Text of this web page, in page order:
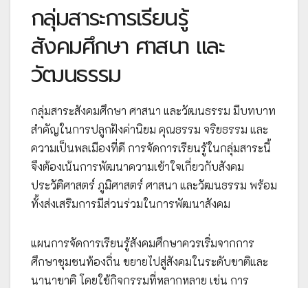
กลุ่มสาระการเรียนรู้
สังคมศึกษา ศาสนา และ
วัฒนธรรม
กลุ่มสาระสังคมศึกษา ศาสนา และวัฒนธรรม มีบทบาท
สำคัญในการปลูกฝังค่านิยม คุณธรรม จริยธรรม และ
ความเป็นพลเมืองที่ดี การจัดการเรียนรู้ในกลุ่มสาระนี้
จึงต้องเน้นการพัฒนาความเข้าใจเกี่ยวกับสังคม
ประวัติศาสตร์ ภูมิศาสตร์ ศาสนา และวัฒนธรรม พร้อม
ทั้งส่งเสริมการมีส่วนร่วมในการพัฒนาสังคม
แผนการจัดการเรียนรู้สังคมศึกษาควรเริ่มจากการ
ศึกษาชุมชนท้องถิ่น ขยายไปสู่สังคมในระดับชาติและ
นานาชาติ โดยใช้กิจกรรมที่หลากหลาย เช่น การ